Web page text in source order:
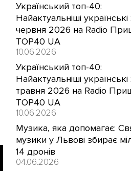
Український топ-40:
Найактуальніші українські
червня 2026 на Radio
TOP40 UA
10.06.2026
Український топ-40:
Найактуальніші українські
травня 2026 на Radio
TOP40 UA
10.06.2026
Музика, яка допомагає:
музики у Львові збирає
14 дронів
04.06.2026